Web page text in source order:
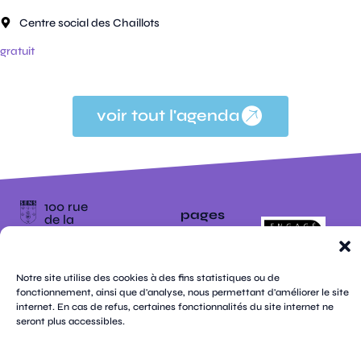
Notre site utilise des cookies à des fins statistiques ou de
fonctionnement, ainsi que d'analyse, nous permettant d'améliorer le site
internet. En cas de refus, certaines fonctionnalités du site internet ne
seront plus accessibles.
Centre social des Chaillots
gratuit
voir tout l'agenda
100 rue
de la
89108
Sens
Cedex
03 86 95
67 00
suivez-
nousfacebook
instagram
threads
tik
tok
whatsapp
linkedin
youtube
twitter
(X)
pages
sitelégales